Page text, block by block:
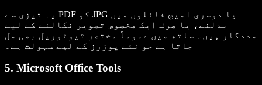
یہ تیزی سے PDF کو JPG یا دوسری امیج فائلوں میں
بدلنے، یا صرف ایک مخصوص تصویر نکالنے کے لیے
مددگار ہیں۔ ساتھ میں عموماً مختصر ٹیوٹوریل بھی مل
جاتا ہے جو نئے یوزرز کے لیے سہولت ہے۔
5. Microsoft Office Tools